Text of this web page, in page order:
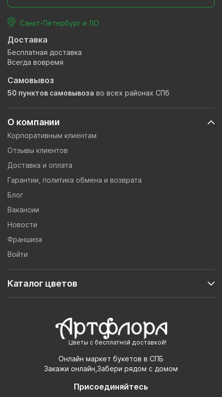
Цветы с бесплатной доставкой!
Онлайн маркет букетов в СПБ
Закажи онлайн,Забери рядом с домом
Присоединяйтесь
О компании
Корпоративным клиентам
Отзывы клиентов
Доставка и оплата
Гарантии, политика обмена и возврата
Блог
Вакансии
Новости
Франшиза
Войти
Каталог цветов
Санкт-Петербург и ЛО
Доставка
Бесплатная доставка
Всегда вовремя
Самовывоз
50 пунктов самовывоза во всех районах СПб